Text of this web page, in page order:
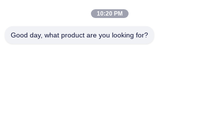
10:20 PM
Good day, what product are you looking for?